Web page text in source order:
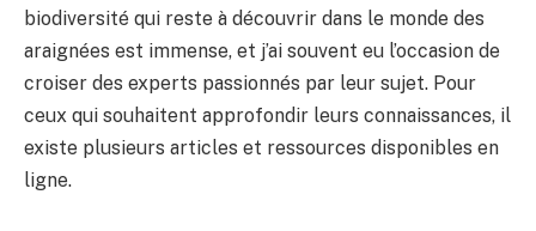
biodiversité qui reste à découvrir dans le monde des
araignées est immense, et j’ai souvent eu l’occasion de
croiser des experts passionnés par leur sujet. Pour
ceux qui souhaitent approfondir leurs connaissances, il
existe plusieurs articles et ressources disponibles en
ligne.